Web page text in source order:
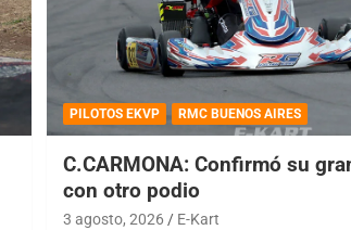
PILOTOS EKVP RMC BUENOS AIRES
C.CARMONA: Confirmó su
con otro podio
3 agosto, 2026 E-Kart